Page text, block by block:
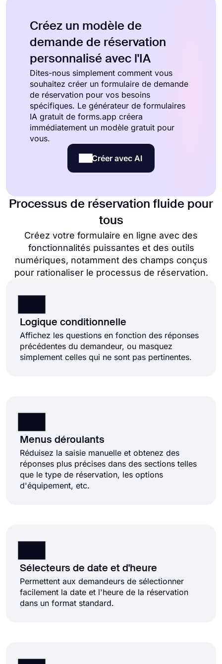
Créez un modèle de
demande de réservation
personnalisé avec l'IA
Dites-nous simplement comment vous
souhaitez créer un formulaire de demande
de réservation pour vos besoins
spécifiques. Le générateur de formulaires
IA gratuit de forms.app créera
immédiatement un modèle gratuit pour
vous.
Créer avec AI
Processus de réservation fluide pour
tous
Créez votre formulaire en ligne avec des
fonctionnalités puissantes et des outils
numériques, notamment des champs conçus
pour rationaliser le processus de réservation.
Logique conditionnelle
Affichez les questions en fonction des réponses
précédentes du demandeur, ou masquez
simplement celles qui ne sont pas pertinentes.
Menus déroulants
Réduisez la saisie manuelle et obtenez des
réponses plus précises dans des sections telles
que le type de réservation, les options
d'équipement, etc.
Sélecteurs de date et d'heure
Permettent aux demandeurs de sélectionner
facilement la date et l'heure de la réservation
dans un format standard.